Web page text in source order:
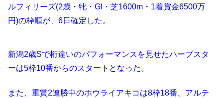
ルフィリーズ(2歳・牝・GI・芝1600m・1着賞金6500万
円)の枠順が、6日確定した。
新潟2歳Sで桁違いのパフォーマンスを見せたハープスタ
ーは5枠10番からのスタートとなった。
また、重賞2連勝中のホウライアキコは8枠18番、アルテ